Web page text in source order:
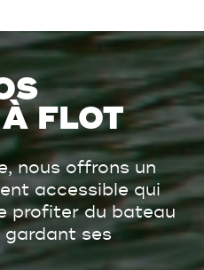
FLOT
nous offrons un
accessible qui
profiter du bateau
gardant ses